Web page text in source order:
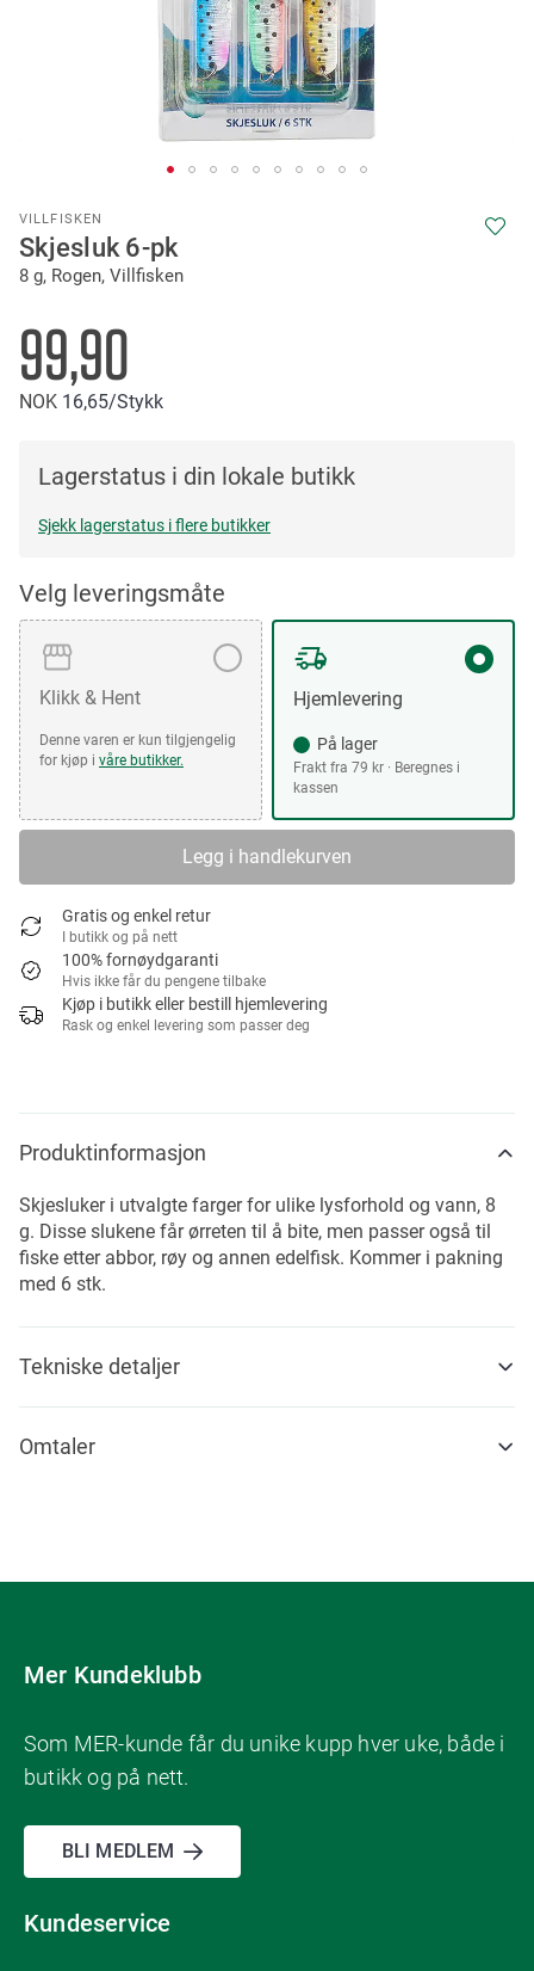
VILLFISKEN
Skjesluk 6-pk
8 g, Rogen, Villfisken
99,90
NOK 16 65/Stykk
Lagerstatus i din lokale butikk
Sjekk lagerstatus i flere butikker
Velg leveringsmåte
Klikk & Hent
Denne varen er kun tilgjengelig
for kjøp i våre butikker.
Hjemlevering
På lager
Frakt fra 79 kr · Beregnes i
kassen
Legg i handlekurven
Gratis og enkel retur
I butikk og på nett
100% fornøydgaranti
Hvis ikke får du pengene tilbake
Kjøp i butikk eller bestill hjemlevering
Rask og enkel levering som passer deg
to
the
beginning
the
images
gallery
Produktinformasjon
Skjesluker i utvalgte farger for ulike lysforhold og vann, 8
g. Disse slukene får ørreten til å bite, men passer også til
fiske etter abbor, røy og annen edelfisk. Kommer i pakning
med 6 stk.
Tekniske detaljer
Omtaler
Mer Kundeklubb
Som MER-kunde får du unike kupp hver uke, både i
butikk og på nett.
BLI MEDLEM
Kundeservice